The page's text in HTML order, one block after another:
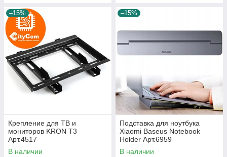
–15%
Крепление для ТВ и
мониторов KRON T3
Арт.4517
В наличии
–15%
Подставка для ноутбука
Xiaomi Baseus Notebook
Holder Арт.6959
В наличии